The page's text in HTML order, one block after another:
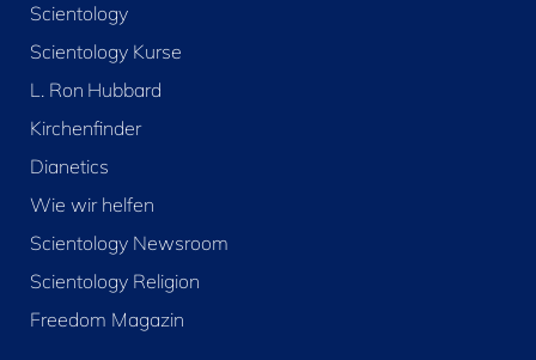
Scientology
Scientology Kurse
L. Ron Hubbard
Kirchenfinder
Dianetics
Wie wir helfen
Scientology Newsroom
Scientology Religion
Freedom Magazin